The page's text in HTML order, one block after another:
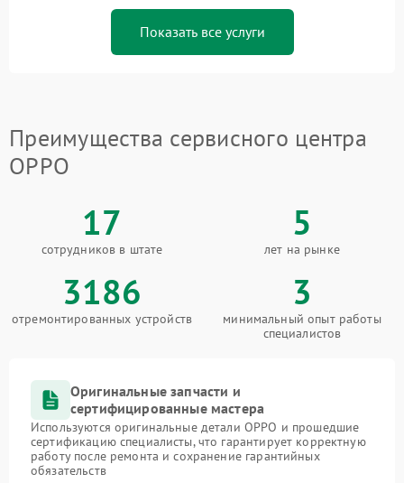
Показать все услуги
Преимущества сервисного центра
OPPO
17
сотрудников в штате
5
лет на рынке
3186
отремонтированных устройств
3
минимальный опыт работы
специалистов
Оригинальные запчасти и
сертифицированные мастера
Используются оригинальные детали OPPO и прошедшие
сертификацию специалисты, что гарантирует корректную
работу после ремонта и сохранение гарантийных
обязательств